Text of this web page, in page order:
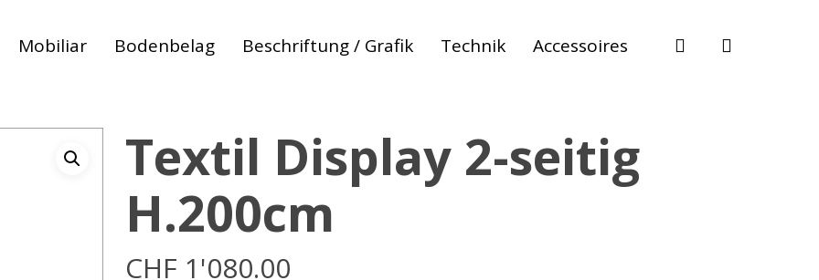
Mobiliar Bodenbelag Beschriftung / Grafik Technik Accessoires suche
Textil Display 2-seitig
H.200cm
CHF 1'080.00